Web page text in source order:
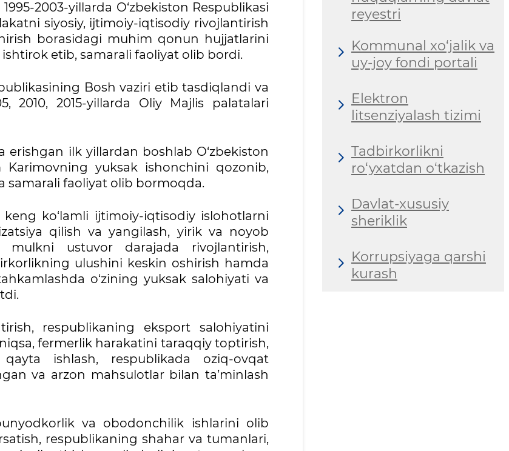
2003-yillarda O‘zbekiston Respublikasi
siyosiy, ijtimoiy-iqtisodiy rivojlantirish
borasidagi muhim qonun hujjatlarini
etib, samarali faoliyat olib bordi.
Bosh vaziri etib tasdiqlandi va
2015-yillarda Oliy Majlis palatalari
erishgan ilk yillardan boshlab O‘zbekiston
Karimovning yuksak ishonchini qozonib,
samarali faoliyat olib bormoqda.
ko‘lamli ijtimoiy-iqtisodiy islohotlarni
qilish va yangilash, yirik va noyob
ustuvor darajada rivojlantirish,
ulushini keskin oshirish hamda
o‘zining yuksak salohiyati va
respublikaning eksport salohiyatini
fermerlik harakatini taraqqiy toptirish,
ishlash, respublikada oziq-ovqat
va arzon mahsulotlar bilan ta’minlash
va obodonchilik ishlarini olib
respublikaning shahar va tumanlari,
reyestri
Kommunal xo‘jalik va
uy-joy fondi portali
Elektron
litsenziyalash tizimi
Tadbirkorlikni
ro‘yxatdan o‘tkazish
Davlat-xususiy
sheriklik
Korrupsiyaga qarshi
kurash